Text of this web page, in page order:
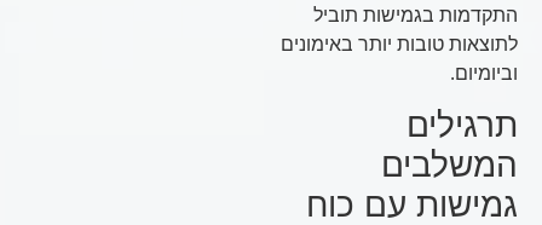
התקדמות בגמישות תוביל
לתוצאות טובות יותר באימונים
וביומיום.
תרגילים
המשלבים
גמישות עם כוח